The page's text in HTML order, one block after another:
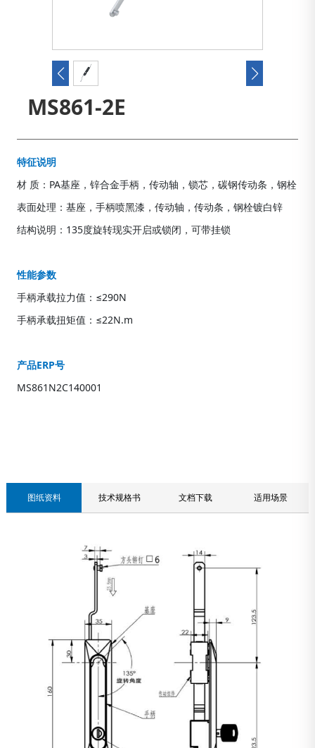
MS861-2E
特征说明
材 质：PA基座，锌合金手柄，传动轴，锁芯，碳钢传动条，钢栓
表面处理：基座，手柄喷黑漆，传动轴，传动条，钢栓镀白锌
结构说明：135度旋转现实开启或锁闭，可带挂锁
性能参数
手柄承载拉力值：≤290N
手柄承载扭矩值：≤22N.m
产品ERP号
MS861N2C140001
图纸资料 技术规格书 文档下载 适用场景